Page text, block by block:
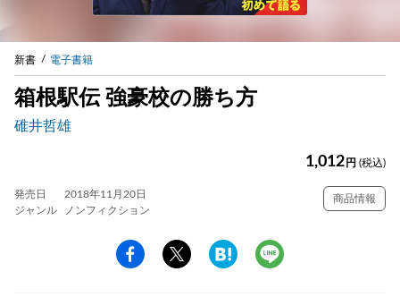
新書 電子書籍
箱根駅伝 強豪校の勝ち方
碓井哲雄
1,012 円 (税込)
発売日
2018年11月20日
ジャンル
ノンフィクション
商品情報